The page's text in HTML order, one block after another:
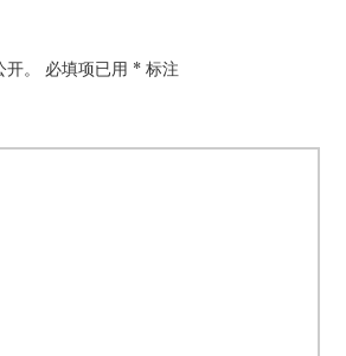
。 必填项已用 * 标注